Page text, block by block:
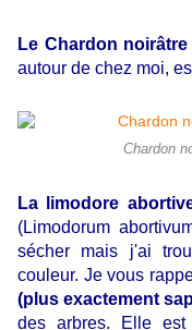
Le Chardon noirâtre
autour de chez moi,
Chardon
La limodore
(Limodorum
sécher mais j'ai
couleur. Je vous
(plus exactement
des arbres. Elle est